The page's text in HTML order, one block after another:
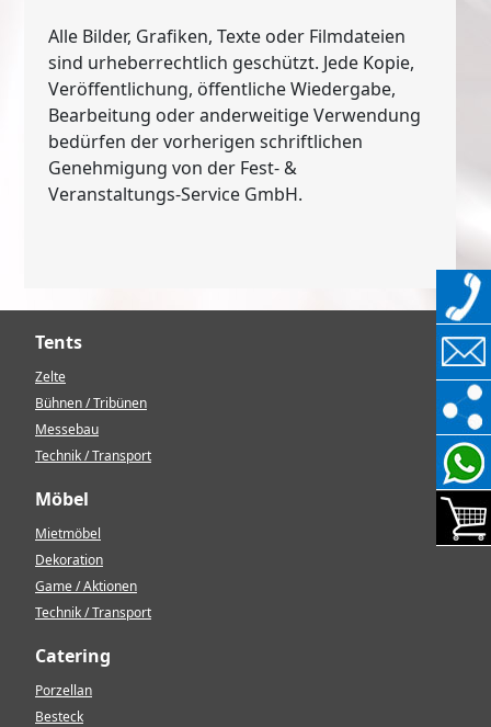
Alle Bilder, Grafiken, Texte oder Filmdateien
sind urheberrechtlich geschützt. Jede Kopie,
Veröffentlichung, öffentliche Wiedergabe,
Bearbeitung oder anderweitige Verwendung
bedürfen der vorherigen schriftlichen
Genehmigung von der Fest- &
Veranstaltungs-Service GmbH.
Tents
Zelte
Bühnen / Tribünen
Messebau
Technik / Transport
Möbel
Mietmöbel
Dekoration
Game / Aktionen
Technik / Transport
Catering
Porzellan
Besteck